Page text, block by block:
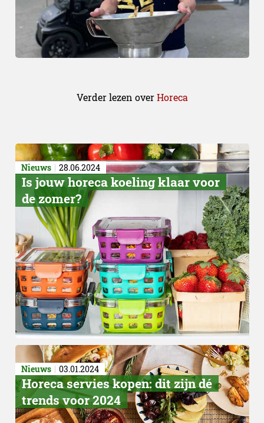
Verder lezen overHoreca
Nieuws 28.06.2024
Is jouw horeca koeling klaar voor
de zomer?
Nieuws 03.01.2024
​Horeca servies kopen: dit zijn dé
trends voor 2024